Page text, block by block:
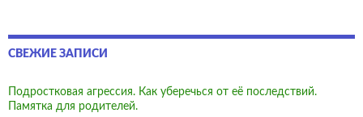
СВЕЖИЕ ЗАПИСИ
Подростковая агрессия. Как уберечься от её последствий.
Памятка для родителей.